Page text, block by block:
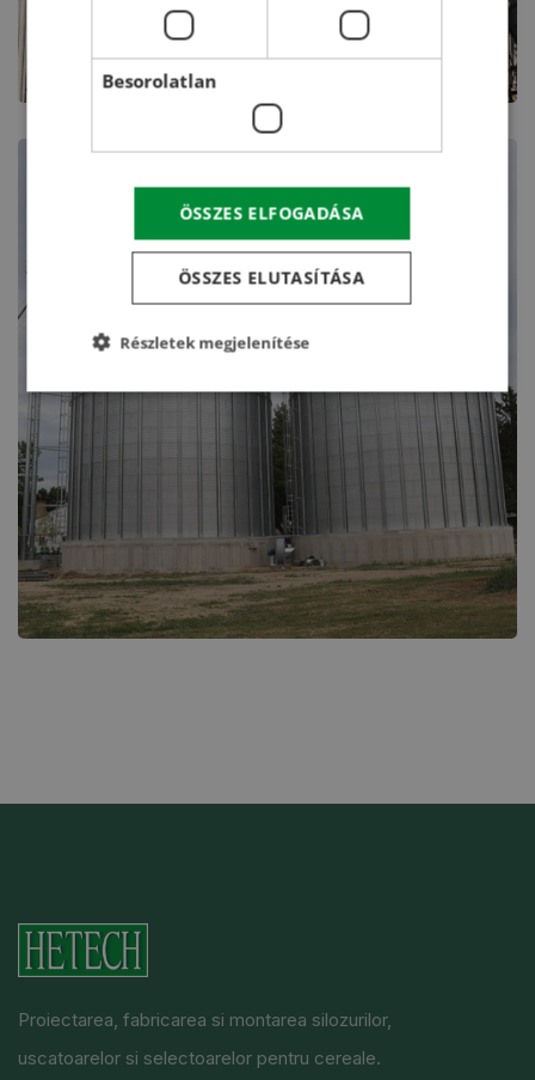
Proiectarea, fabricarea si montarea silozurilor,
uscatoarelor si selectoarelor pentru cereale.
Besorolatlan
ÖSSZES ELFOGADÁSA
ÖSSZES ELUTASÍTÁSA
Részletek megjelenítése